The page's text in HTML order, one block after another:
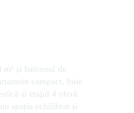
m² și balconul de
compact, bine
și etajul 4 oferă
spațiu echilibrat și